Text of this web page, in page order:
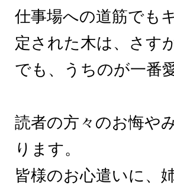
仕事場への道筋でも
定された木は、さす
でも、うちのが一番
読者の方々のお悔や
ります。
皆様のお心遣いに、